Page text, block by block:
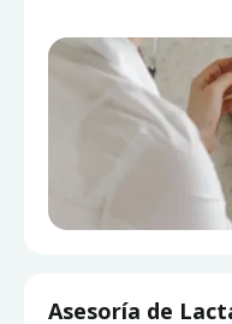
Asesoría de